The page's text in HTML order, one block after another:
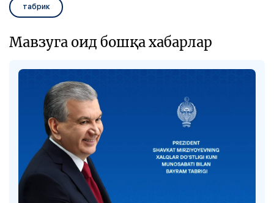
табрик
Мавзуга оид бошқа хабарлар